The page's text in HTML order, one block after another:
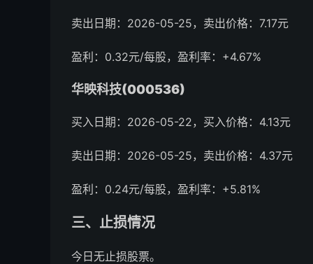
卖出日期：2026-05-25，卖出价格：7.17元
盈利：0.32元/每股，盈利率：+4.67%
华映科技(000536)
买入日期：2026-05-22，买入价格：4.13元
卖出日期：2026-05-25，卖出价格：4.37元
盈利：0.24元/每股，盈利率：+5.81%
三、止损情况
今日无止损股票。